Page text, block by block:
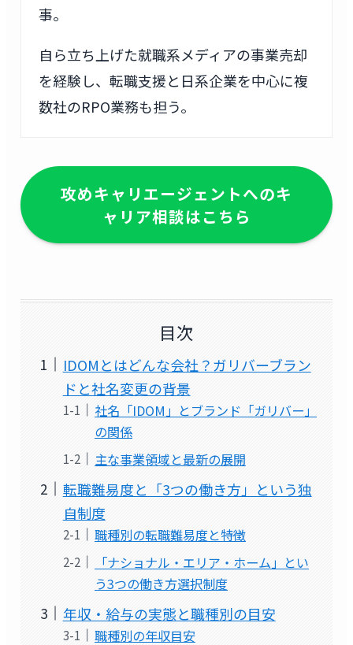
事。
自ら立ち上げた就職系メディアの事業売却
を経験し、転職支援と日系企業を中心に複
数社のRPO業務も担う。
攻めキャリエージェントへのキ
ャリア相談はこちら
目次
IDOMとはどんな会社？ガリバーブラン
ドと社名変更の背景
社名「IDOM」とブランド「ガリバー」
の関係
主な事業領域と最新の展開
転職難易度と「3つの働き方」という独
自制度
職種別の転職難易度と特徴
「ナショナル・エリア・ホーム」とい
う3つの働き方選択制度
年収・給与の実態と職種別の目安
職種別の年収目安